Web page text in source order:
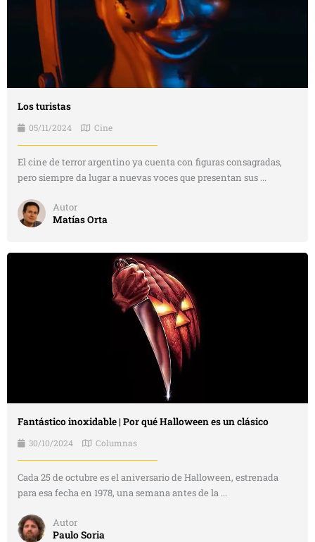
Los turistas
05/11/2024 Cine
El cine de terror argentino ya cuenta con figuras consagradas,
pero siempre da lugar a nuevas voces que presentan sus ...
Autor
Matías Orta
Fantástico inoxidable | Por qué Halloween es un clásico
30/10/2024 Columnas
Cada 25 de octubre es el aniversario de Halloween, estrenada
para esa fecha en 1978, una semana antes de la ...
Autor
Paulo Soria